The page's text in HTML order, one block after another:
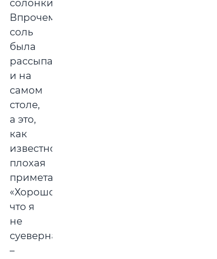
солонки.
Впрочем,
соль
была
рассыпана
и на
самом
столе,
а это,
как
известно,
плохая
примета.
«Хорошо,
что я
не
суеверная»,
–